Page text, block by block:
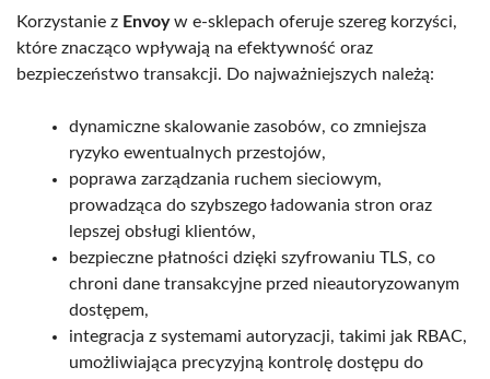
Korzystanie z Envoyw e-sklepach oferuje szereg korzyści,
które znacząco wpływają na efektywność oraz
bezpieczeństwo transakcji. Do najważniejszych należą:
dynamiczne skalowanie zasobów, co zmniejsza
ryzyko ewentualnych przestojów,
poprawa zarządzania ruchem sieciowym,
prowadząca do szybszego ładowania stron oraz
lepszej obsługi klientów,
bezpieczne płatności dzięki szyfrowaniu TLS, co
chroni dane transakcyjne przed nieautoryzowanym
dostępem,
integracja z systemami autoryzacji, takimi jak RBAC,
umożliwiająca precyzyjną kontrolę dostępu do